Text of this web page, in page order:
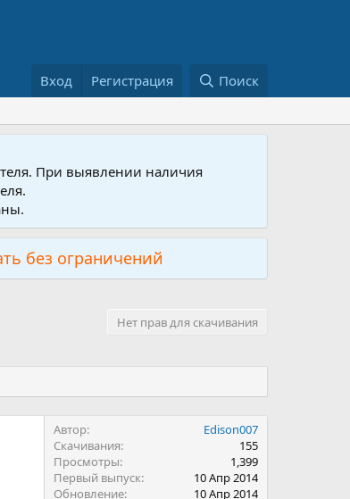
Вход Регистрация Поиск
При выявлении наличия
без ограничений
Нет прав для скачивания
Автор
Edison007
Скачивания
155
Просмотры
1,399
Первый выпуск
10 Апр 2014
Обновление
10 Апр 2014